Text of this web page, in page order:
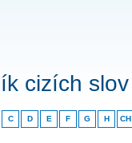
cizích slov
C D E F G H CH